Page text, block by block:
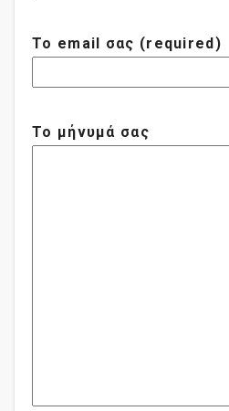
Το email σας (required)
Το μήνυμά σας